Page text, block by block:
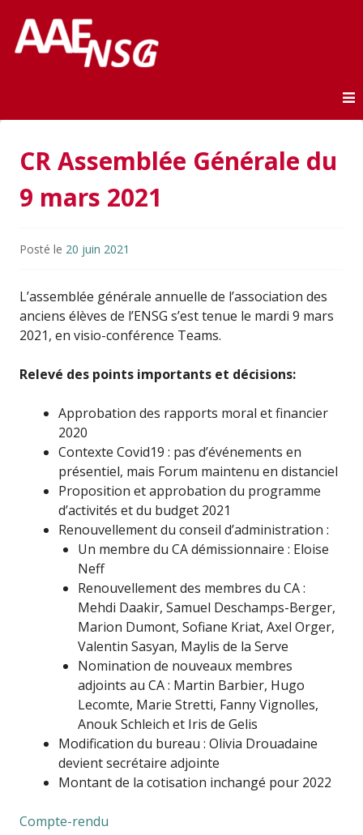
AAE-ENSG
CR Assemblée Générale du
9 mars 2021
Posté le 20 juin 2021
L’assemblée générale annuelle de l’association des
anciens élèves de l’ENSG s’est tenue le mardi 9 mars
2021, en visio-conférence Teams.
Relevé des points importants et décisions:
Approbation des rapports moral et financier
2020
Contexte Covid19 : pas d’événements en
présentiel, mais Forum maintenu en distanciel
Proposition et approbation du programme
d’activités et du budget 2021
Renouvellement du conseil d’administration :
Un membre du CA démissionnaire : Eloise
Neff
Renouvellement des membres du CA :
Mehdi Daakir, Samuel Deschamps-Berger,
Marion Dumont, Sofiane Kriat, Axel Orger,
Valentin Sasyan, Maylis de la Serve
Nomination de nouveaux membres
adjoints au CA : Martin Barbier, Hugo
Lecomte, Marie Stretti, Fanny Vignolles,
Anouk Schleich et Iris de Gelis
Modification du bureau : Olivia Drouadaine
devient secrétaire adjointe
Montant de la cotisation inchangé pour 2022
Compte-rendu